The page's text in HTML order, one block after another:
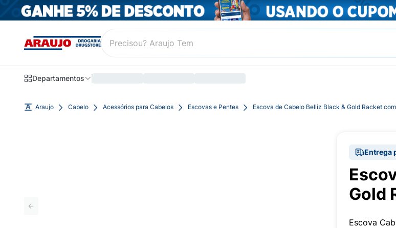
Departamentos
Araujo Cabelo Acessórios para Cabelos Escovas e Pentes Escova de Cabelo Belliz Black & Gold Racket
Entrega
Gold
Escova